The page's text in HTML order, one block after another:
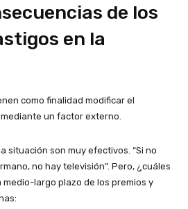
de los
en la
como finalidad modificar el
un factor externo.
situación son muy efectivos. “Si no
no hay televisión”. Pero, ¿cuáles
medio-largo plazo de los premios y